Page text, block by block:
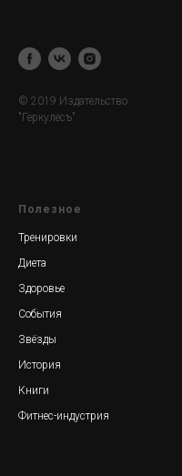
© 2019 Издательство
"Геркулесъ"
Полезное
Тренировки
Диета
Здоровье
События
Звёзды
История
Книги
Фитнес-индустрия